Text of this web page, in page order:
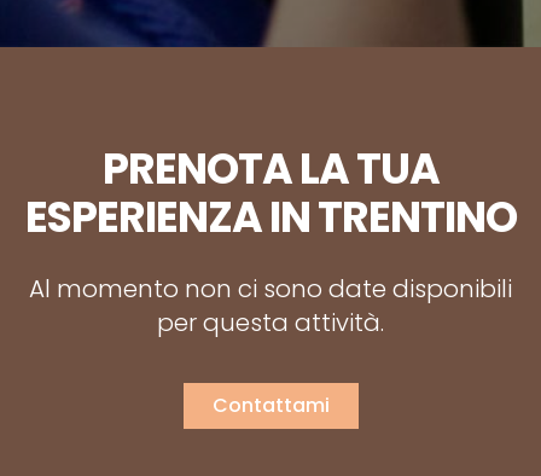
PRENOTA LA TUA
ESPERIENZA IN TRENTINO
Al momento non ci sono date disponibili
per questa attività.
Contattami